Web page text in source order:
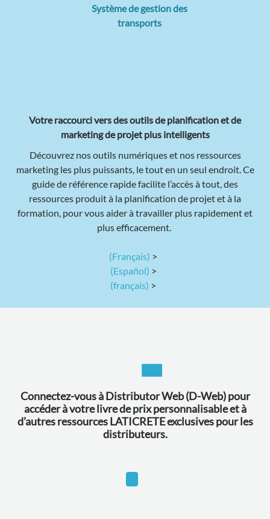
Système de gestion des
transports
Votre raccourci vers des outils de planification et de
marketing de projet plus intelligents
Découvrez nos outils numériques et nos ressources
marketing les plus puissants, le tout en un seul endroit. Ce
guide de référence rapide facilite l’accès à tout, des
ressources produit à la planification de projet et à la
formation, pour vous aider à travailler plus rapidement et
plus efficacement.
(Français) >
(Español) >
(français) >
Connectez-vous à Distributor Web (D-Web) pour
accéder à votre livre de prix personnalisable et à
d’autres ressources LATICRETE exclusives pour les
distributeurs.